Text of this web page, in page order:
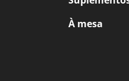
À mesa